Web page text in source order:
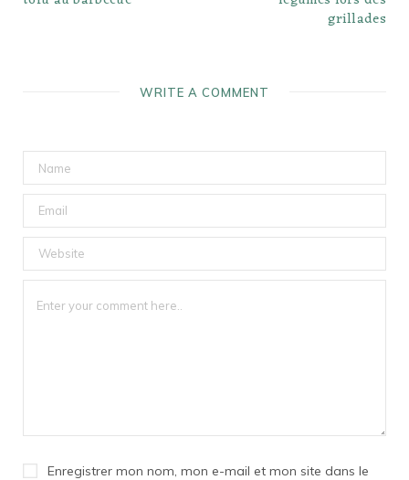
grillades
WRITE A COMMENT
Enregistrer mon nom, mon e-mail et mon site dans le